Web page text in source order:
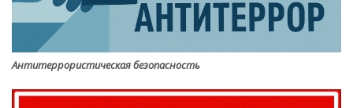
Антитеррористическая безопасность